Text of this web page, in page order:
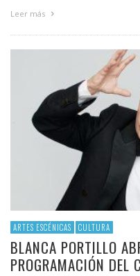
Leer más
ARTES ESCÉNICAS CULTURA
BLANCA PORTILLO
PROGRAMACIÓN DEL